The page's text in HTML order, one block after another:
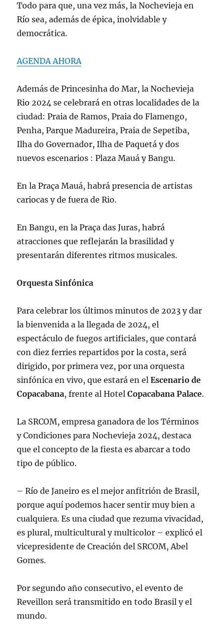
Todo para que, una vez más, la Nochevieja en
Río sea, además de épica, inolvidable y
democrática.
AGENDA AHORA
Además de Princesinha do Mar, la Nochevieja
Rio 2024 se celebrará en otras localidades de la
ciudad: Praia de Ramos, Praia do Flamengo,
Penha, Parque Madureira, Praia de Sepetiba,
Ilha do Governador, Ilha de Paquetá y dos
nuevos escenarios : Plaza Mauá y Bangu.
En la Praça Mauá, habrá presencia de artistas
cariocas y de fuera de Rio.
En Bangu, en la Praça das Juras, habrá
atracciones que reflejarán la brasilidad y
presentarán diferentes ritmos musicales.
Orquesta Sinfónica
Para celebrar los últimos minutos de 2023 y dar
la bienvenida a la llegada de 2024, el
espectáculo de fuegos artificiales, que contará
con diez ferries repartidos por la costa, será
dirigido, por primera vez, por una orquesta
sinfónica en vivo, que estará en elEscenario de
Copacabana, frente al HotelCopacabana Palace.
La SRCOM, empresa ganadora de los Términos
y Condiciones para Nochevieja 2024, destaca
que el concepto de la fiesta es abarcar a todo
tipo de público.
– Río de Janeiro es el mejor anfitrión de Brasil,
porque aquí podemos hacer sentir muy bien a
cualquiera. Es una ciudad que rezuma vivacidad,
es plural, multicultural y multicolor – explicó el
vicepresidente de Creación del SRCOM, Abel
Gomes.
Por segundo año consecutivo, el evento de
Reveillon será transmitido en todo Brasil y el
mundo.